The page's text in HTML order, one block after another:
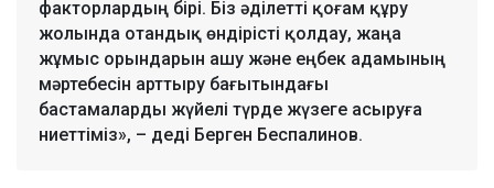
факторлардың бірі. Біз әділетті қоғам құру
жолында отандық өндірісті қолдау, жаңа
жұмыс орындарын ашу және еңбек адамының
мәртебесін арттыру бағытындағы
бастамаларды жүйелі түрде жүзеге асыруға
ниеттіміз», – деді Берген Беспалинов.